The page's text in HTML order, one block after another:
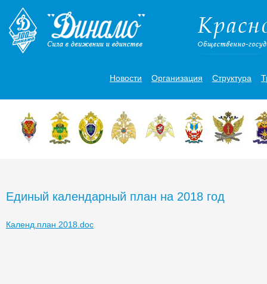
Новости Организация Структура
Единый календарный план на 2018 год
Календ.план 2018.doc